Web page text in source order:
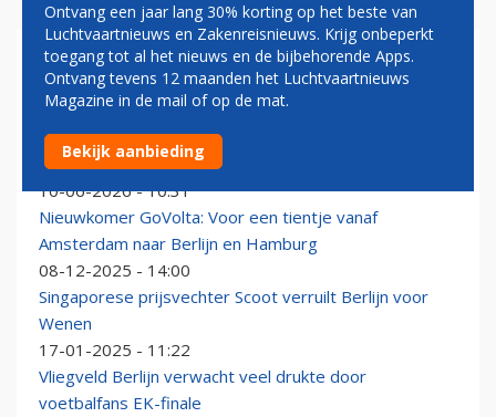
BERLIJN
Emirates-topman: ‘Berlijn verdient beter product dan
Eurowings en Condor’
10-06-2026 - 10:31
Nieuwkomer GoVolta: Voor een tientje vanaf
Amsterdam naar Berlijn en Hamburg
08-12-2025 - 14:00
Singaporese prijsvechter Scoot verruilt Berlijn voor
Wenen
17-01-2025 - 11:22
Vliegveld Berlijn verwacht veel drukte door
voetbalfans EK-finale
Ontvang een jaar lang 30% korting op het beste van
Luchtvaartnieuws en Zakenreisnieuws. Krijg onbeperkt
toegang tot al het nieuws en de bijbehorende Apps.
Ontvang tevens 12 maanden het Luchtvaartnieuws
Magazine in de mail of op de mat.
Bekijk aanbieding